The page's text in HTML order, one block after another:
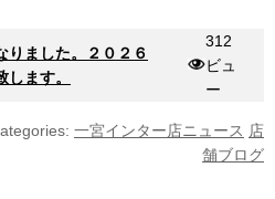
りました。２０２６
ます。
312
ビュ
ー
一宮インター店ニュース 店
舗ブログ